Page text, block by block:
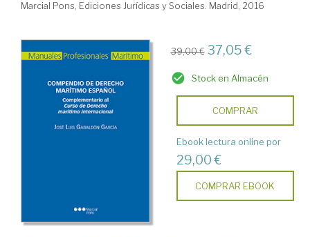
Marcial Pons, Ediciones Jurídicas y Sociales. Madrid, 2016
39,00 € 37,05 €
Stock en Almacén
COMPRAR
Ebook lectura online por
29,00 €
COMPRAR EBOOK